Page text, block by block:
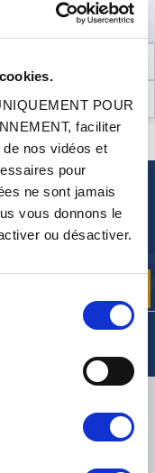
POUR
faciliter
nos vidéos et
pour
ne sont jamais
vous donnons le
ou désactiver.
CONTACTEZ-NOUS